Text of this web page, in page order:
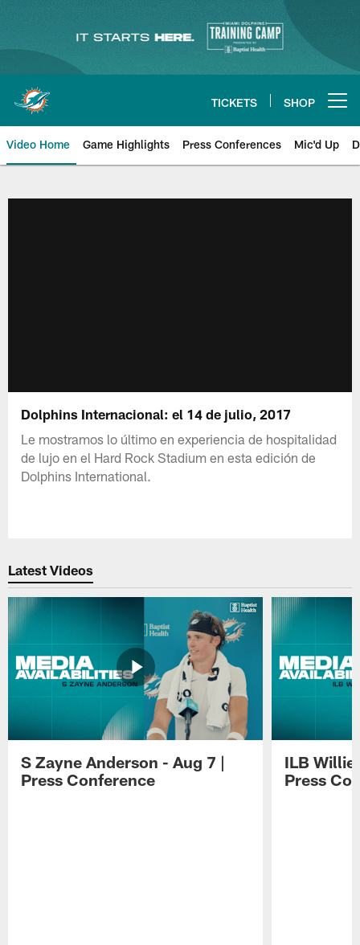
content
TICKETS SHOP
Video Home Game Highlights Press Conferences Mic'd Up
Dolphins Internacional: el 14 de julio, 2017
Le mostramos lo último en experiencia de hospitalidad
de lujo en el Hard Rock Stadium en esta edición de
Dolphins International.
Latest Videos
S Zayne Anderson - Aug 7 |
Press Conference
ILB Willie
Press